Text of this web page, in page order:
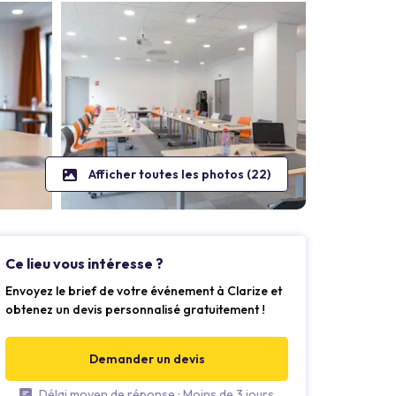
Afficher toutes les photos (22)
Ce lieu vous intéresse ?
Envoyez le brief de votre événement à Clarize et
obtenez un devis personnalisé gratuitement !
Demander un devis